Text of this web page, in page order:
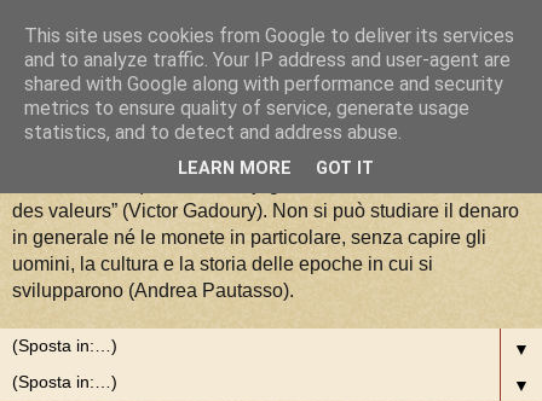
La Moneta tra Arte, Storia e
Valori
des valeurs” (Victor Gadoury). Non si può studiare il denaro
in generale né le monete in particolare, senza capire gli
uomini, la cultura e la storia delle epoche in cui si
svilupparono (Andrea Pautasso).
▼
▼
This site uses cookies from Google to deliver its services
and to analyze traffic. Your IP address and user-agent are
shared with Google along with performance and security
metrics to ensure quality of service, generate usage
statistics, and to detect and address abuse.
LEARN MORE GOT IT